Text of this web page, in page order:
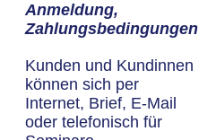
Anmeldung,
Zahlungsbedingungen
Kunden und Kundinnen
können sich per
Internet, Brief, E-Mail
oder telefonisch für